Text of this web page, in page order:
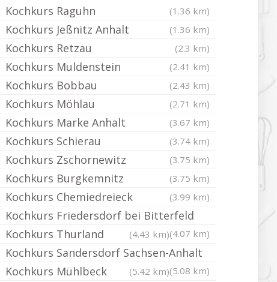
Kochkurs Raguhn (1.36 km)
Kochkurs Jeßnitz Anhalt (1.36 km)
Kochkurs Retzau (2.3 km)
Kochkurs Muldenstein (2.41 km)
Kochkurs Bobbau (2.43 km)
Kochkurs Möhlau (2.71 km)
Kochkurs Marke Anhalt (3.67 km)
Kochkurs Schierau (3.74 km)
Kochkurs Zschornewitz (3.75 km)
Kochkurs Burgkemnitz (3.75 km)
Kochkurs Chemiedreieck (3.99 km)
Kochkurs Friedersdorf bei Bitterfeld
(4.07 km)
Kochkurs Thurland (4.43 km)
Kochkurs Sandersdorf Sachsen-Anhalt
(5.08 km)
Kochkurs Mühlbeck (5.42 km)